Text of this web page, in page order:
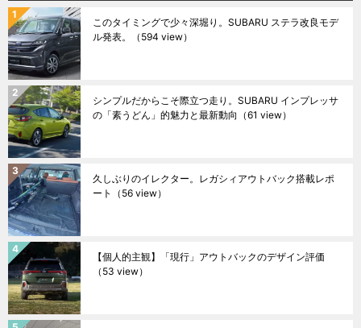
このタイミングで少々深堀り。SUBARU ステラ改良モデ
ル発表。
（594 view）
シンプルだからこそ際立つ走り。SUBARU インプレッサ
の「素うどん」的魅力と最新動向 （61 view）
久しぶりのイレクター。レガシィアウトバック搭載レポ
ート
（56 view）
【個人的主観】「現行」アウトバックのデザイン評価
（53 view）